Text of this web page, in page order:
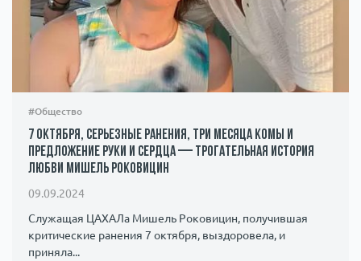
#Общество
7 октября, серьезные ранения, три месяца комы и
предложение руки и сердца — трогательная история
любви Мишель Роковицин
09.09.2024
Служащая ЦАХАЛа Мишель Роковицин, получившая
критические ранения 7 октября, выздоровела, и
приняла...